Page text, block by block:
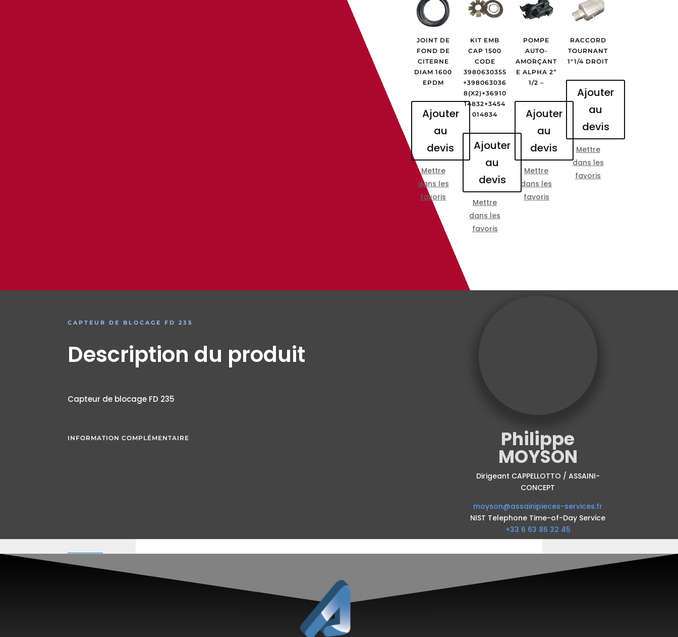
JOINT DE
FOND DE
CITERNE
DIAM 1600
EPDM
Ajouter
au
devis
Mettre
dans les
favoris
KIT EMB
CAP 1500
CODE
3980630355
+398063036
8(X2)+36910
14832+3454
014834
Ajouter
au
devis
Mettre
dans les
favoris
POMPE
AUTO-
AMORÇANT
E ALPHA 2”
1/2 –
Ajouter
au
devis
Mettre
dans les
favoris
RACCORD
TOURNANT
1″1/4 DROIT
Ajouter
au
devis
Mettre
dans les
favoris
CAPTEUR DE BLOCAGE FD 235
Description du produit
Capteur de blocage FD 235
INFORMATION COMPLÉMENTAIRE Philippe
MOYSON
Dirigeant CAPPELLOTTO / ASSAINI-
CONCEPT
moyson@assainipieces-services.fr
NIST Telephone Time-of-Day Service
+33 6 63 86 32 45